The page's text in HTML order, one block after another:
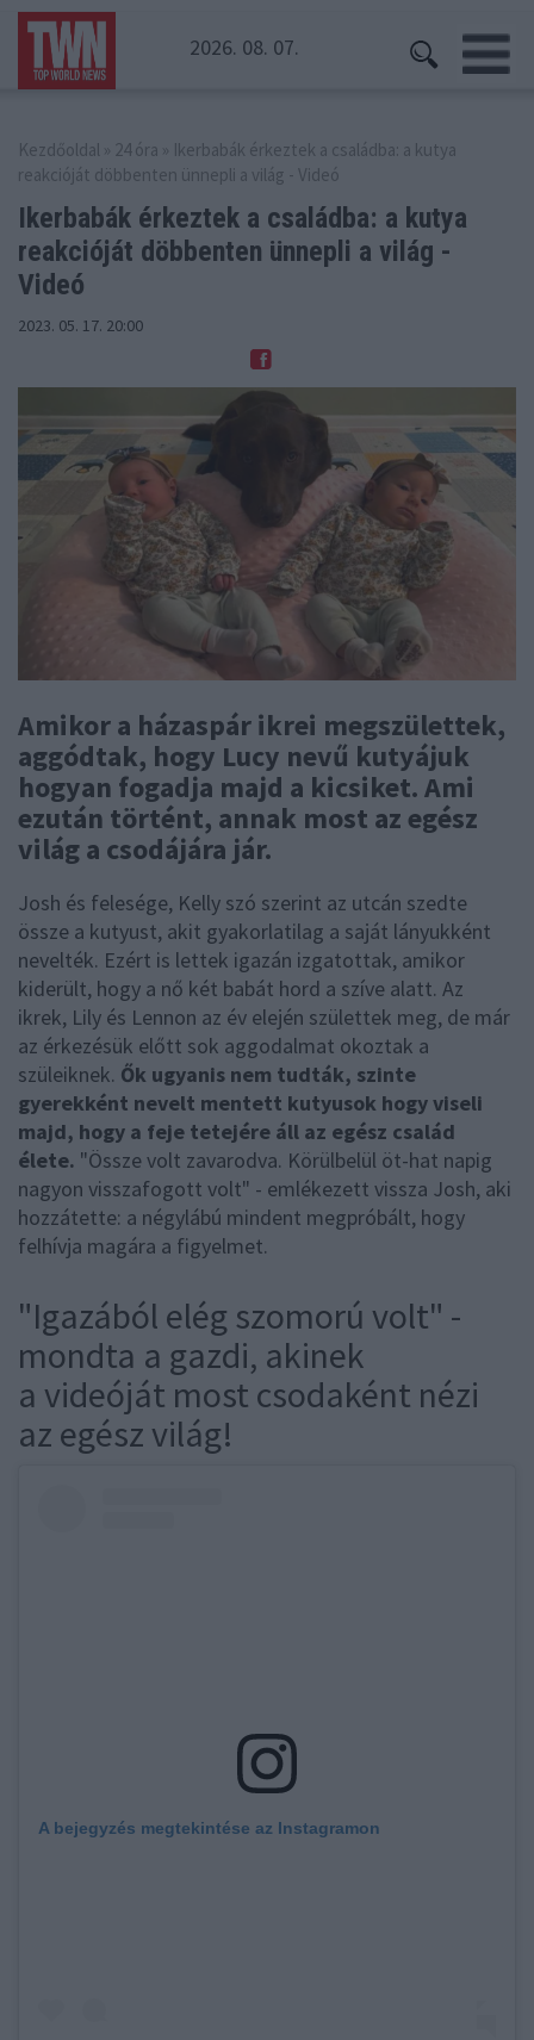
2026. 08. 07.
Kezdőoldal » 24 óra » Ikerbabák érkeztek a családba: a kutya
reakcióját döbbenten ünnepli a világ - Videó
Ikerbabák érkeztek a családba: a kutya
reakcióját döbbenten ünnepli a világ -
Videó
2023. 05. 17. 20:00
Amikor a házaspár ikrei megszülettek,
aggódtak, hogy Lucy nevű kutyájuk
hogyan fogadja majd a kicsiket. Ami
ezután történt, annak most az egész
világ a csodájára jár.
Josh és felesége, Kelly szó szerint az utcán szedte
össze a kutyust, akit gyakorlatilag a saját lányukként
nevelték. Ezért is lettek igazán izgatottak, amikor
kiderült, hogy a nő két babát hord a szíve alatt. Az
ikrek, Lily és Lennon az év elején születtek meg, de már
az érkezésük előtt sok aggodalmat okoztak a
szüleiknek. Ők ugyanis nem tudták, szinte
gyerekként nevelt mentett kutyusok hogy viseli
majd, hogy a feje tetejére áll az egész család
élete. "Össze volt zavarodva. Körülbelül öt-hat napig
nagyon visszafogott volt" - emlékezett vissza Josh, aki
hozzátette: a négylábú mindent megpróbált, hogy
felhívja magára a figyelmet.
"Igazából elég szomorú volt" -
mondta a gazdi, akinek
a videóját most csodaként nézi
az egész világ!
A bejegyzés megtekintése az Instagramon